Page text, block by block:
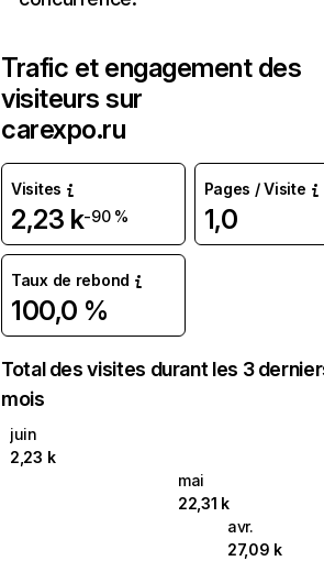
Trafic et engagement des
visiteurs sur
carexpo.ru
Visites
2,23 k-90 %
Pages / Visite
1,0
Taux de rebond
100,0 %
Total des visites durant les 3
mois
juin
2,23 k
mai
22,31 k
avr.
27,09 k